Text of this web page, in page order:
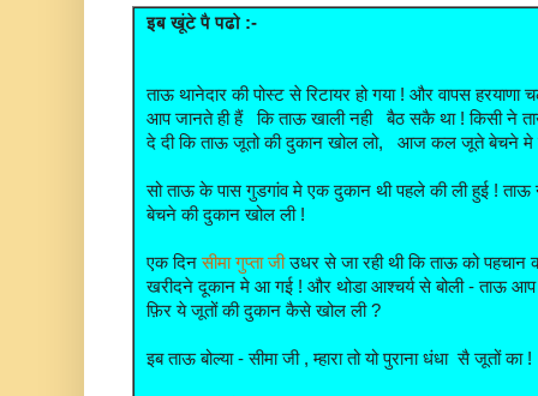
इब खूंटे पै पढो :-
ताऊ थानेदार की पोस्ट से रिटायर हो गया ! और वापस हरयाणा
आप जानते ही हैं कि ताऊ खाली नही बैठ सकै था ! किसी ने
दे दी कि ताऊ जूतो की दुकान खोल लो, आज कल जूते बेचने मे
सो ताऊ के पास गुडगांव मे एक दुकान थी पहले की ली हुई !
बेचने की दुकान खोल ली !
एक दिनसीमा गुप्ता जीउधर से जा रही थी कि ताऊ को पहचान
खरीदने दूकान मे आ गई ! और थोडा आश्चर्य से बोली - ताऊ आप
फ़िर ये जूतों की दुकान कैसे खोल ली ?
इब ताऊ बोल्या - सीमा जी , म्हारा तो यो पुराना धंधा सै जूतों का !